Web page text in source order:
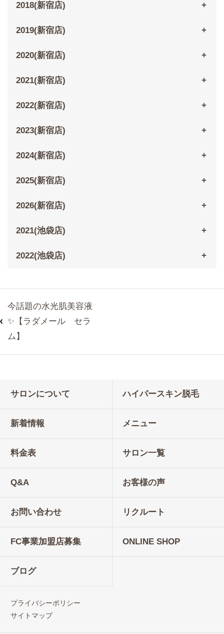
2018(新宿店)
2019(新宿店)
2020(新宿店)
2021(新宿店)
2022(新宿店)
2023(新宿店)
2024(新宿店)
2025(新宿店)
2026(新宿店)
2021(池袋店)
2022(池袋店)
今話題の水光肌美容液
✨【ラダメール セラ
ム】
サロンについて ハイパースキン脱毛
新着情報 メニュー
料金表 サロン一覧
Q&A お客様の声
お問い合わせ リクルート
FC事業加盟店募集 ONLINE SHOP
ブログ
プライバシーポリシー
サイトマップ